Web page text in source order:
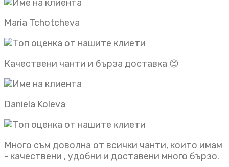
Maria Tchotcheva
Качествени чанти и бърза доставка 😊
Daniela Koleva
Много съм доволна от всички чанти, които имам
- качествени , удобни и доставени много бързо.